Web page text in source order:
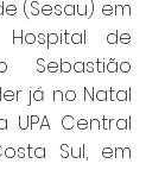
(Sesau) em
de
Sebastião
já no Natal
Central
Sul, em